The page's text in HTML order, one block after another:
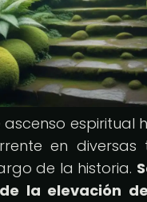
espiritual
en diversas
de la historia.
la elevación